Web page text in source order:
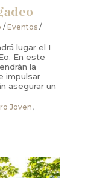
/ Eventos/
lugar el I
En este
la
impulsar
asegurar un
Joven,